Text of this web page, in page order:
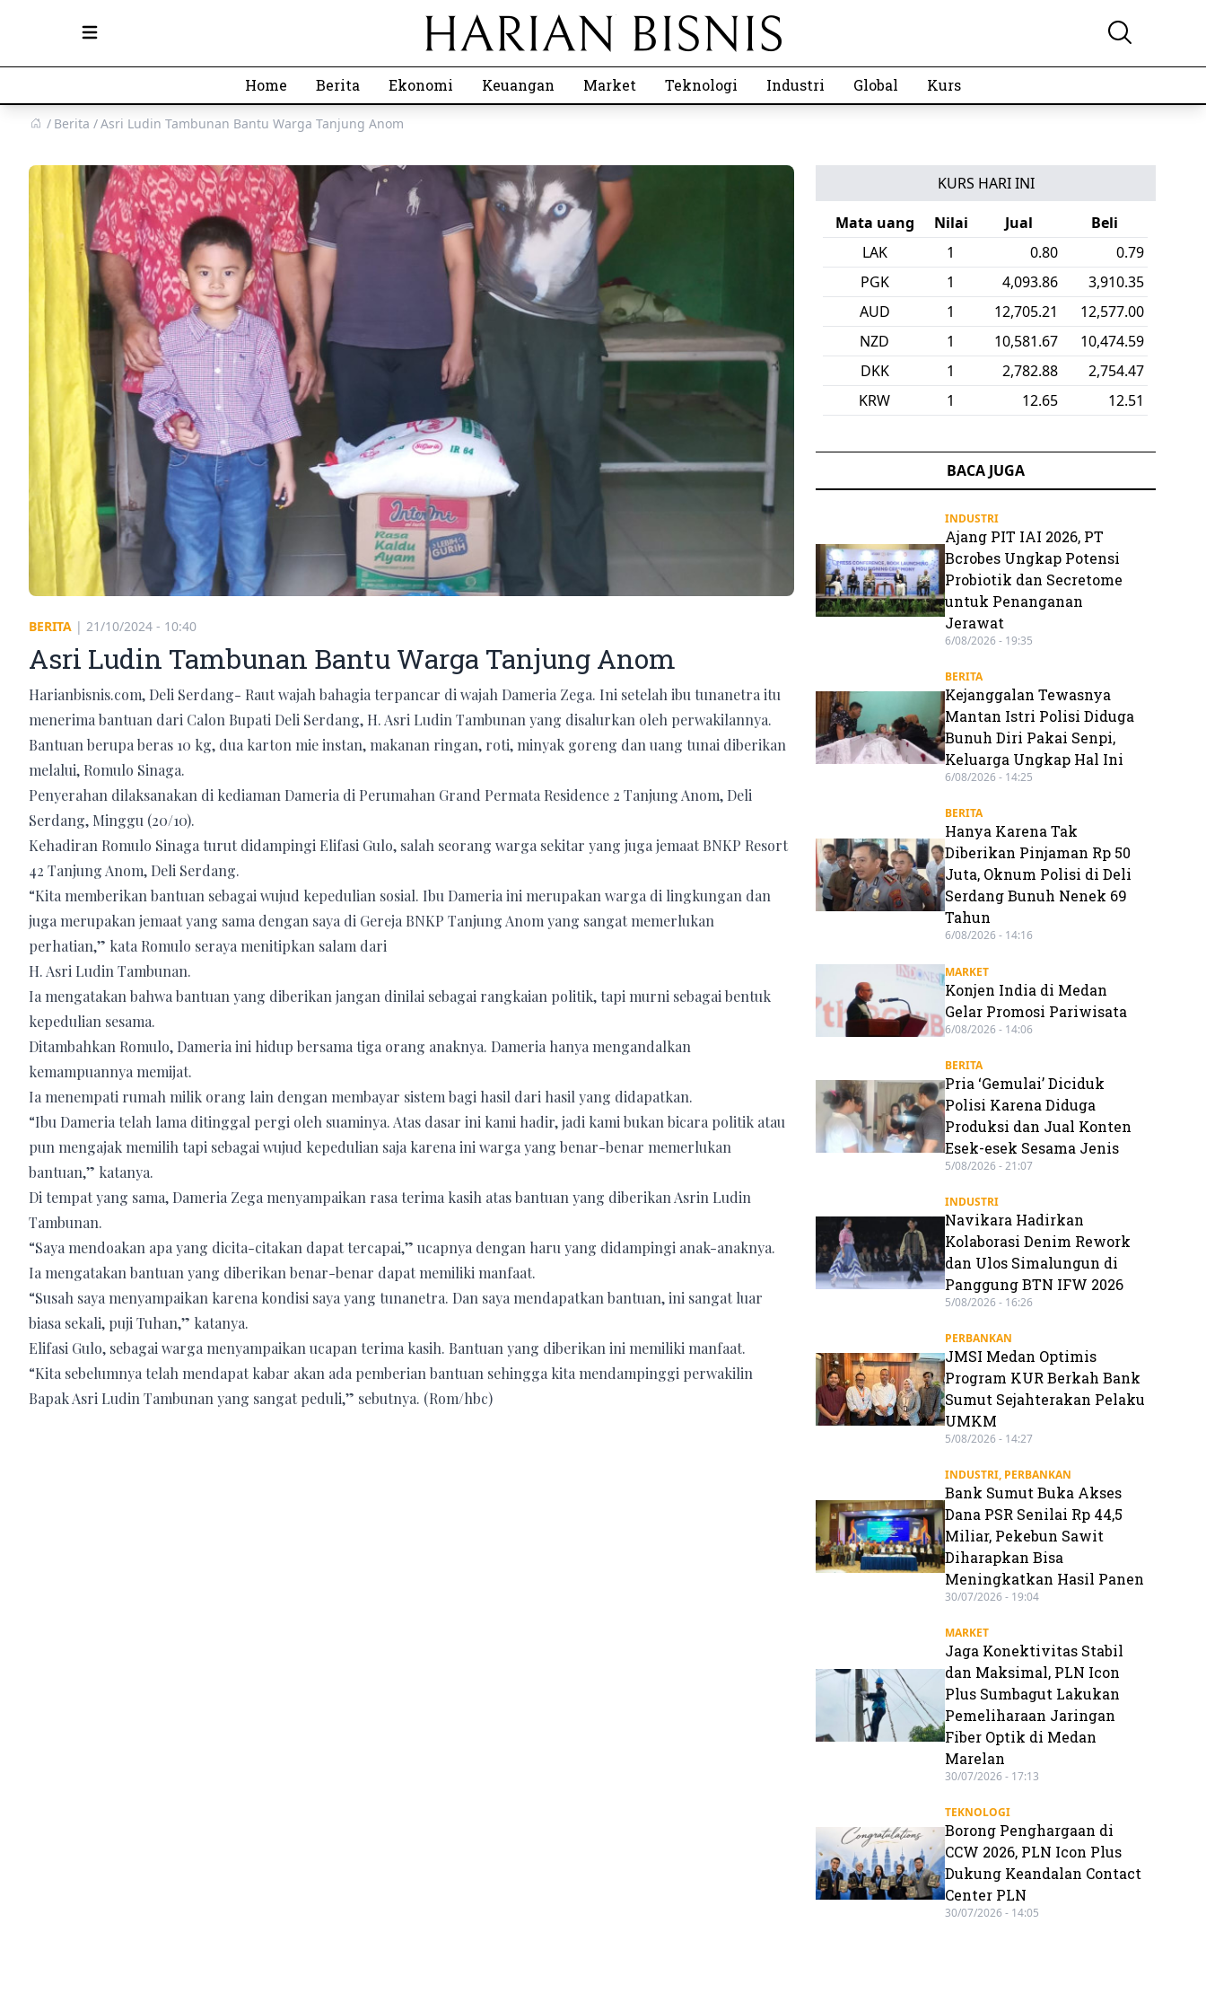
Open main menu
Home Berita Ekonomi Keuangan Market Teknologi Industri Global Kurs
Berita Asri Ludin Tambunan Bantu Warga Tanjung Anom
BERITA | 21/10/2024 - 10:40
Asri Ludin Tambunan Bantu Warga Tanjung Anom
Harianbisnis.com, Deli Serdang- Raut wajah bahagia terpancar di wajah Dameria Zega. Ini setelah ibu tunanetra itu
menerima bantuan dari Calon Bupati Deli Serdang, H. Asri Ludin Tambunan yang disalurkan oleh perwakilannya.
Bantuan berupa beras 10 kg, dua karton mie instan, makanan ringan, roti, minyak goreng dan uang tunai diberikan
melalui, Romulo Sinaga.
Penyerahan dilaksanakan di kediaman Dameria di Perumahan Grand Permata Residence 2 Tanjung Anom, Deli
Serdang, Minggu (20/10).
Kehadiran Romulo Sinaga turut didampingi Elifasi Gulo, salah seorang warga sekitar yang juga jemaat BNKP Resort
42 Tanjung Anom, Deli Serdang.
“Kita memberikan bantuan sebagai wujud kepedulian sosial. Ibu Dameria ini merupakan warga di lingkungan dan
juga merupakan jemaat yang sama dengan saya di Gereja BNKP Tanjung Anom yang sangat memerlukan
perhatian,” kata Romulo seraya menitipkan salam dari
H. Asri Ludin Tambunan.
Ia mengatakan bahwa bantuan yang diberikan jangan dinilai sebagai rangkaian politik, tapi murni sebagai bentuk
kepedulian sesama.
Ditambahkan Romulo, Dameria ini hidup bersama tiga orang anaknya. Dameria hanya mengandalkan
kemampuannya memijat.
Ia menempati rumah milik orang lain dengan membayar sistem bagi hasil dari hasil yang didapatkan.
“Ibu Dameria telah lama ditinggal pergi oleh suaminya. Atas dasar ini kami hadir, jadi kami bukan bicara politik atau
pun mengajak memilih tapi sebagai wujud kepedulian saja karena ini warga yang benar-benar memerlukan
bantuan,” katanya.
Di tempat yang sama, Dameria Zega menyampaikan rasa terima kasih atas bantuan yang diberikan Asrin Ludin
Tambunan.
“Saya mendoakan apa yang dicita-citakan dapat tercapai,” ucapnya dengan haru yang didampingi anak-anaknya.
Ia mengatakan bantuan yang diberikan benar-benar dapat memiliki manfaat.
“Susah saya menyampaikan karena kondisi saya yang tunanetra. Dan saya mendapatkan bantuan, ini sangat luar
biasa sekali, puji Tuhan,” katanya.
Elifasi Gulo, sebagai warga menyampaikan ucapan terima kasih. Bantuan yang diberikan ini memiliki manfaat.
“Kita sebelumnya telah mendapat kabar akan ada pemberian bantuan sehingga kita mendampinggi perwakilin
Bapak Asri Ludin Tambunan yang sangat peduli,” sebutnya. (Rom/hbc)
KURS HARI INI
Mata uang
Nilai Jual
Beli
LAK
1 0.80
0.79
PGK
1 4,093.86
3,910.35
AUD
1 12,705.21
12,577.00
NZD
1 10,581.67
10,474.59
DKK
1 2,782.88
2,754.47
KRW
1 12.65 12.51
BACA JUGA
INDUSTRI
Ajang PIT IAI 2026, PT
Bcrobes Ungkap Potensi
Probiotik dan Secretome
untuk Penanganan
Jerawat
6/08/2026 - 19:35
BERITA
Kejanggalan Tewasnya
Mantan Istri Polisi Diduga
Bunuh Diri Pakai Senpi,
Keluarga Ungkap Hal Ini
6/08/2026 - 14:25
BERITA
Hanya Karena Tak
Diberikan Pinjaman Rp 50
Juta, Oknum Polisi di Deli
Serdang Bunuh Nenek 69
Tahun
6/08/2026 - 14:16
MARKET
Konjen India di Medan
Gelar Promosi Pariwisata
6/08/2026 - 14:06
BERITA
Pria ‘Gemulai’ Diciduk
Polisi Karena Diduga
Produksi dan Jual Konten
Esek-esek Sesama Jenis
5/08/2026 - 21:07
INDUSTRI
Navikara Hadirkan
Kolaborasi Denim Rework
dan Ulos Simalungun di
Panggung BTN IFW 2026
5/08/2026 - 16:26
PERBANKAN
JMSI Medan Optimis
Program KUR Berkah Bank
Sumut Sejahterakan Pelaku
UMKM
5/08/2026 - 14:27
INDUSTRI, PERBANKAN
Bank Sumut Buka Akses
Dana PSR Senilai Rp 44,5
Miliar, Pekebun Sawit
Diharapkan Bisa
Meningkatkan Hasil Panen
30/07/2026 - 19:04
MARKET
Jaga Konektivitas Stabil
dan Maksimal, PLN Icon
Plus Sumbagut Lakukan
Pemeliharaan Jaringan
Fiber Optik di Medan
Marelan
30/07/2026 - 17:13
TEKNOLOGI
Borong Penghargaan di
CCW 2026, PLN Icon Plus
Dukung Keandalan Contact
Center PLN
30/07/2026 - 14:05